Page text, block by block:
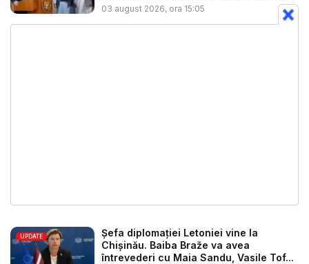
03 august 2026, ora 15:05
UPDATE
Șefa diplomației Letoniei vine la
Chișinău. Baiba Braže va avea
întrevederi cu Maia Sandu, Vasile Tof...